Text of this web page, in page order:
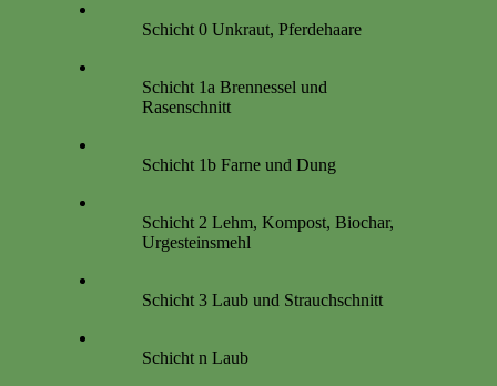
Schicht 0 Unkraut, Pferdehaare
Schicht 1a Brennessel und
Rasenschnitt
Schicht 1b Farne und Dung
Schicht 2 Lehm, Kompost, Biochar,
Urgesteinsmehl
Schicht 3 Laub und Strauchschnitt
Schicht n Laub